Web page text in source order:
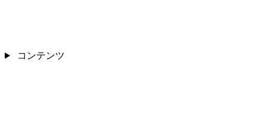
コンテンツ